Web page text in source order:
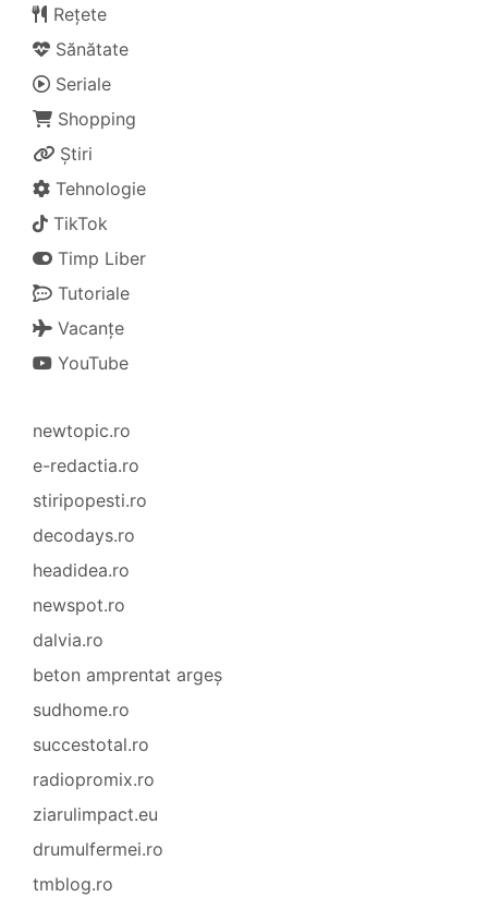
Rețete
Sănătate
Seriale
Shopping
Știri
Tehnologie
TikTok
Timp Liber
Tutoriale
Vacanțe
YouTube
newtopic.ro
e-redactia.ro
stiripopesti.ro
decodays.ro
headidea.ro
newspot.ro
dalvia.ro
beton amprentat argeș
sudhome.ro
succestotal.ro
radiopromix.ro
ziarulimpact.eu
drumulfermei.ro
tmblog.ro